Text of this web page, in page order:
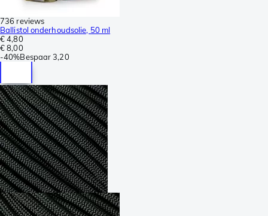
736 reviews
Ballistol onderhoudsolie, 50 ml
€ 4,80
€ 8,00
-40%Bespaar 3,20